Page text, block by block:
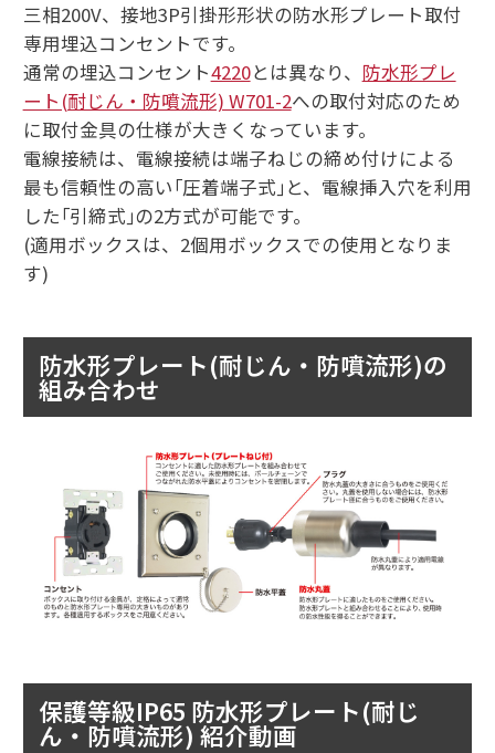
三相200V、接地3P引掛形形状の防水形プレート取付
専用埋込コンセントです。
通常の埋込コンセント4220とは異なり、 防水形プレ
ート(耐じん・防噴流形) W701-2への取付対応のため
に取付金具の仕様が大きくなっています。
電線接続は、電線接続は端子ねじの締め付けによる
最も信頼性の高い｢圧着端子式｣と、電線挿入穴を利用
した｢引締式｣の2方式が可能です。
(適用ボックスは、2個用ボックスでの使用となりま
す)
防水形プレート(耐じん・防噴流形)の
組み合わせ
保護等級IP65 防水形プレート(耐じ
ん・防噴流形) 紹介動画